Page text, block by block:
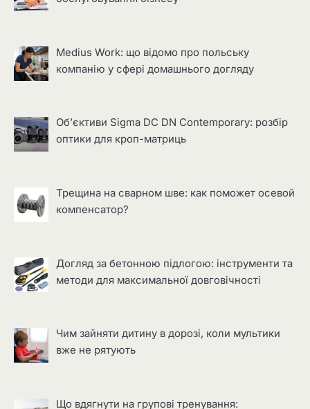
Medius Work: що відомо про польську
компанію у сфері домашнього догляду
Об’єктиви Sigma DC DN Contemporary: розбір
оптики для кроп-матриць
Трещина на сварном шве: как поможет осевой
компенсатор?
Догляд за бетонною підлогою: інструменти та
методи для максимальної довговічності
Чим зайняти дитину в дорозі, коли мультики
вже не рятують
Що вдягнути на групові тренування: